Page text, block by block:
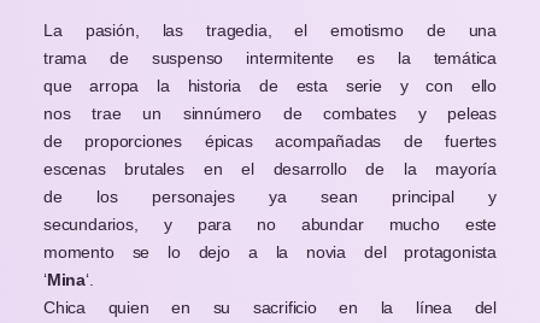
La pasión, las tragedia, el emotismo de una
trama de suspenso intermitente es la temática
que arropa la historia de esta serie y con ello
nos trae un sinnúmero de combates y peleas
de proporciones épicas acompañadas de fuertes
escenas brutales en el desarrollo de la mayoría
de los personajes ya sean principal y
secundarios, y para no abundar mucho este
momento se lo dejo a la novia del protagonista
‘Mina‘.
Chica quien en su sacrificio en la línea del